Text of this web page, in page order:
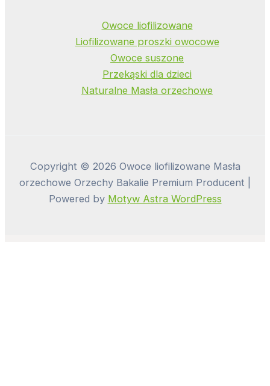
Owoce liofilizowane
Liofilizowane proszki owocowe
Owoce suszone
Przekąski dla dzieci
Naturalne Masła orzechowe
Copyright © 2026 Owoce liofilizowane Masła
orzechowe Orzechy Bakalie Premium Producent |
Powered by Motyw Astra WordPress